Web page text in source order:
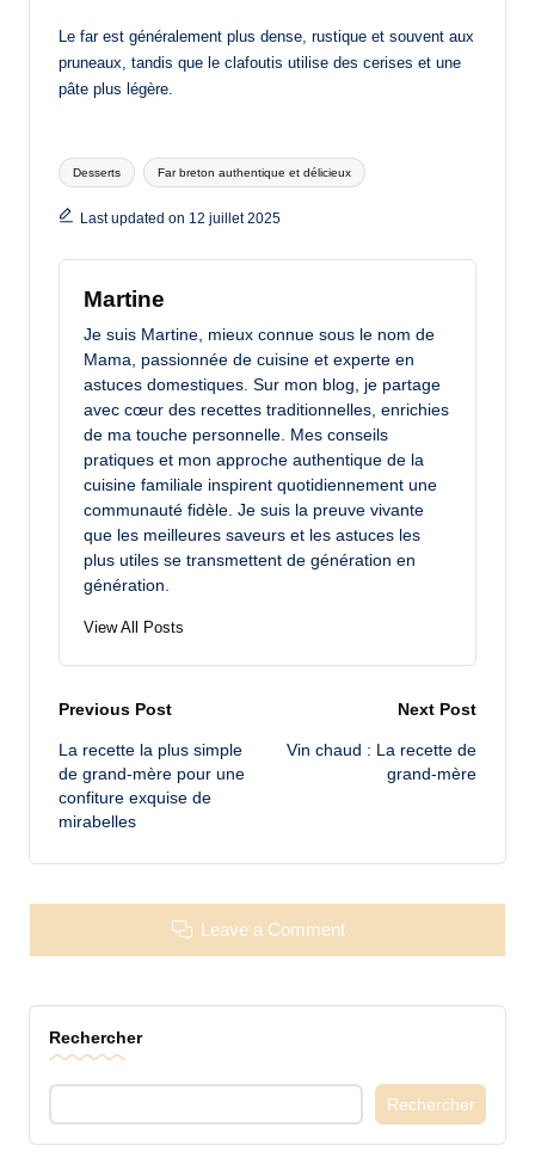
Le far est généralement plus dense, rustique et souvent aux
pruneaux, tandis que le clafoutis utilise des cerises et une
pâte plus légère.
Tags:
Desserts Far breton authentique et délicieux
Last updated on 12 juillet 2025
Martine
Je suis Martine, mieux connue sous le nom de
Mama, passionnée de cuisine et experte en
astuces domestiques. Sur mon blog, je partage
avec cœur des recettes traditionnelles, enrichies
de ma touche personnelle. Mes conseils
pratiques et mon approche authentique de la
cuisine familiale inspirent quotidiennement une
communauté fidèle. Je suis la preuve vivante
que les meilleures saveurs et les astuces les
plus utiles se transmettent de génération en
génération.
View All Posts
Post
navigation
Previous Post
La recette la plus simple
de grand-mère pour une
confiture exquise de
mirabelles
Next Post
Vin chaud : La recette de
grand-mère
Leave a Comment
Rechercher
Rechercher